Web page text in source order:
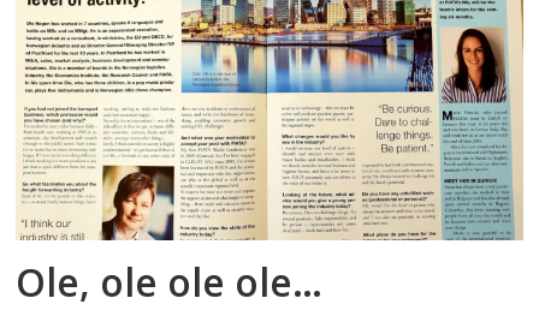
Ole, ole ole ole…